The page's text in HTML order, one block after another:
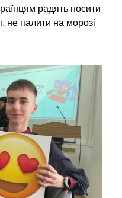
радять носити
не палити на морозі